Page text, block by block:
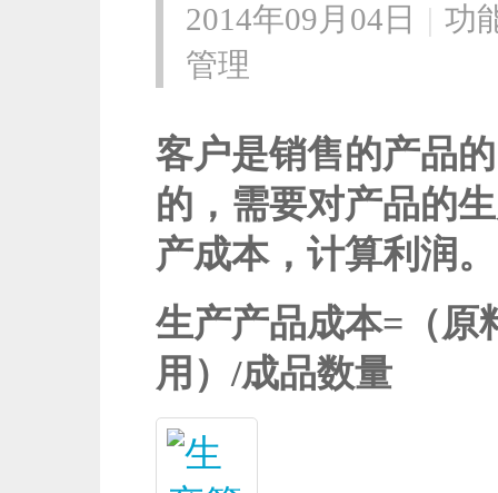
2014年09月04日 | 功
管理
客户是销售的产品
的，需要对产品的
产成本，计算利润。
生产产品成本= （
用）/成品数量